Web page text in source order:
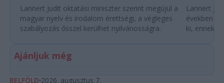
Lannert Judit oktatási miniszter szerint megújul a
magyar nyelv és irodalom érettségi, a végleges
szabályozás ősszel kerülhet nyilvánosságra.
Lannert
években
ki, ennek
Ajánljuk még
BELFÖLD 2026. augusztus 7.